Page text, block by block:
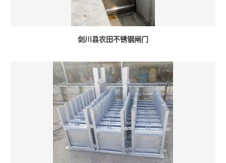
剑川县农田不锈钢闸门